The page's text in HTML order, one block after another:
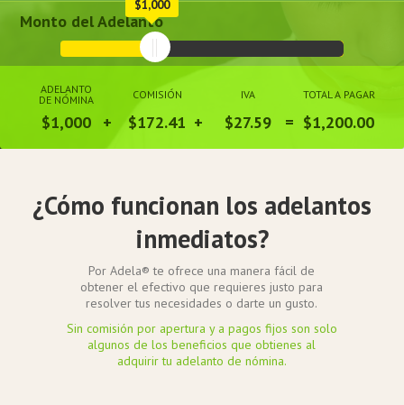
Monto del Adelanto
$1,000
ADELANTO
DE NÓMINA
COMISIÓN IVA TOTAL A PAGAR
$1,000 $172.41 $27.59 $1,200.00
¿Cómo funcionan los adelantos
inmediatos?
Por Adela® te ofrece una manera fácil de
obtener el efectivo que requieres justo para
resolver tus necesidades o darte un gusto.
Sin comisión por apertura y a pagos fijos son solo
algunos de los beneficios que obtienes al
adquirir tu adelanto de nómina.